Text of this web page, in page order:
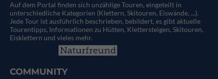
Auf dem Portal finden sich unzählige Touren, eingeteilt in
unterschiedliche Kategorien (Klettern, Skitouren, Eiswände, ...).
Jede Tour ist ausführlich beschrieben, bebildert, es gibt aktuelle
Tourentipps, Informationen zu Hütten, Klettersteigen, Skitouren,
Eisklettern und vieles mehr.
COMMUNITY